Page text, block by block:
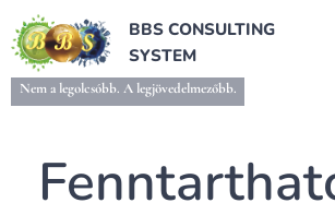
BBS CONSULTING
SYSTEM
Nem a legolcsóbb. A legjövedelmezőbb.